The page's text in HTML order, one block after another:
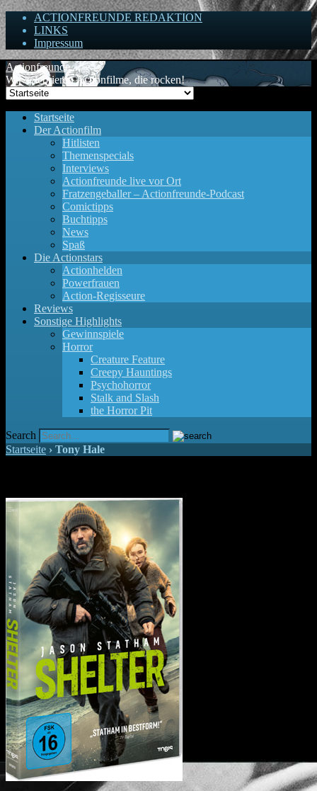
ACTIONFREUNDE REDAKTION
LINKS
Impressum
Actionfreunde
Wir zelebrieren Actionfilme, die rocken!
Startseite
Der Actionfilm
Hitlisten
Themenspecials
Interviews
Actionfreunde live vor Ort
Fratzengeballer – Actionfreunde-Podcast
Comictipps
Buchtipps
News
Spaß
Die Actionstars
Actionhelden
Powerfrauen
Action-Regisseure
Reviews
Sonstige Highlights
Gewinnspiele
Horror
Creature Feature
Creepy Hauntings
Psychohorror
Stalk and Slash
the Horror Pit
Search
Startseite › Tony Hale